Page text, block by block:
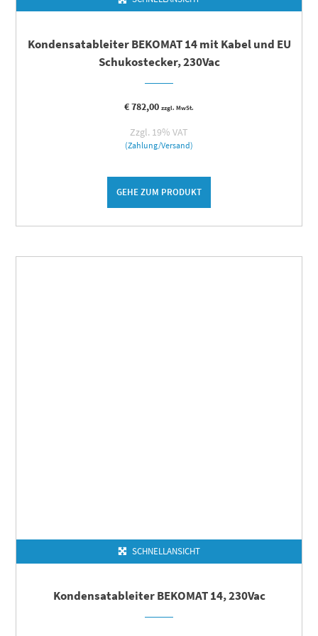
Kondensatableiter BEKOMAT 14 mit Kabel und EU
Schukostecker, 230Vac
€782,00 zzgl. MwSt.
Zzgl. 19% VAT
(Zahlung/Versand)
GEHE ZUM PRODUKT
SCHNELLANSICHT
Kondensatableiter BEKOMAT 14, 230Vac